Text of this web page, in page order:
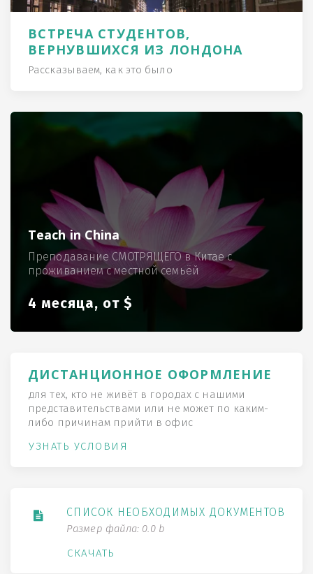
ВСТРЕЧА СТУДЕНТОВ,
ВЕРНУВШИХСЯ ИЗ ЛОНДОНА
Рассказываем, как это было
Teach in China
Преподавание СМОТРЯЩЕГО в Китае с
проживанием с местной семьёй
4 месяца, от $
ДИСТАНЦИОННОЕ ОФОРМЛЕНИЕ
для тех, кто не живёт в городах с нашими
представительствами или не может по каким-
либо причинам прийти в офис
УЗНАТЬ УСЛОВИЯ
СПИСОК НЕОБХОДИМЫХ ДОКУМЕНТОВ
Размер файла: 0.0 b
СКАЧАТЬ